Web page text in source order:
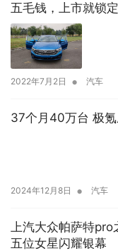
五毛钱，上市就锁
2022年7月2日 • 汽车
37个月40万台 极
2024年12月8日 • 汽车
上汽大众帕萨特pro
五位女星闪耀银幕